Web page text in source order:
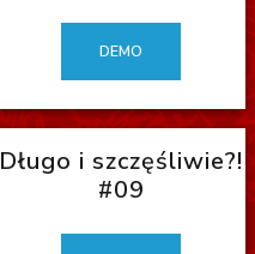
DEMO
Długo i szczęśliwie?!
#09